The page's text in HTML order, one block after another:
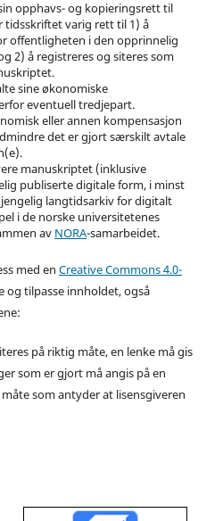
opphavs- og kopieringsrett til
tidsskriftet varig rett til 1) å
offentligheten i den opprinnelig
2) å registreres og siteres som
sine økonomiske
eventuell tredjepart.
eller annen kompensasjon
det er gjort særskilt avtale
manuskriptet (inklusive
publiserte digitale form, i minst
langtidsarkiv for digitalt
i de norske universitetenes
av NORA-samarbeidet.
med en Creative Commons 4.0-
og tilpasse innholdet, også
på riktig måte, en lenke må gis
som er gjort må angis på en
som antyder at lisensgiveren